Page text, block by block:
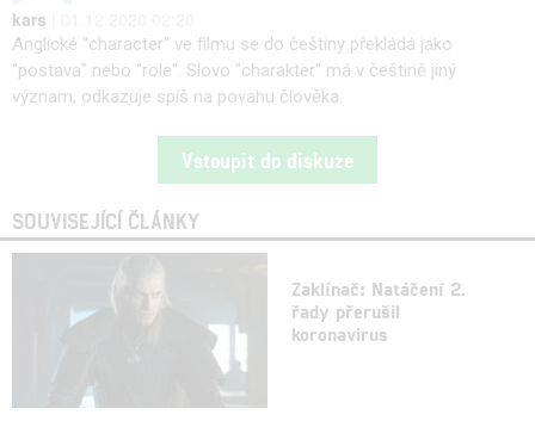
kars
Anglické "character" ve filmu se do češtiny překládá jako
"postava" nebo "role". Slovo "charakter" má v češtině jiný
význam, odkazuje spíš na povahu člověka.
Vstoupit do diskuze
SOUVISEJÍCÍ ČLÁNKY
Zaklínač: Natáčení 2.
řady přerušil
koronavirus